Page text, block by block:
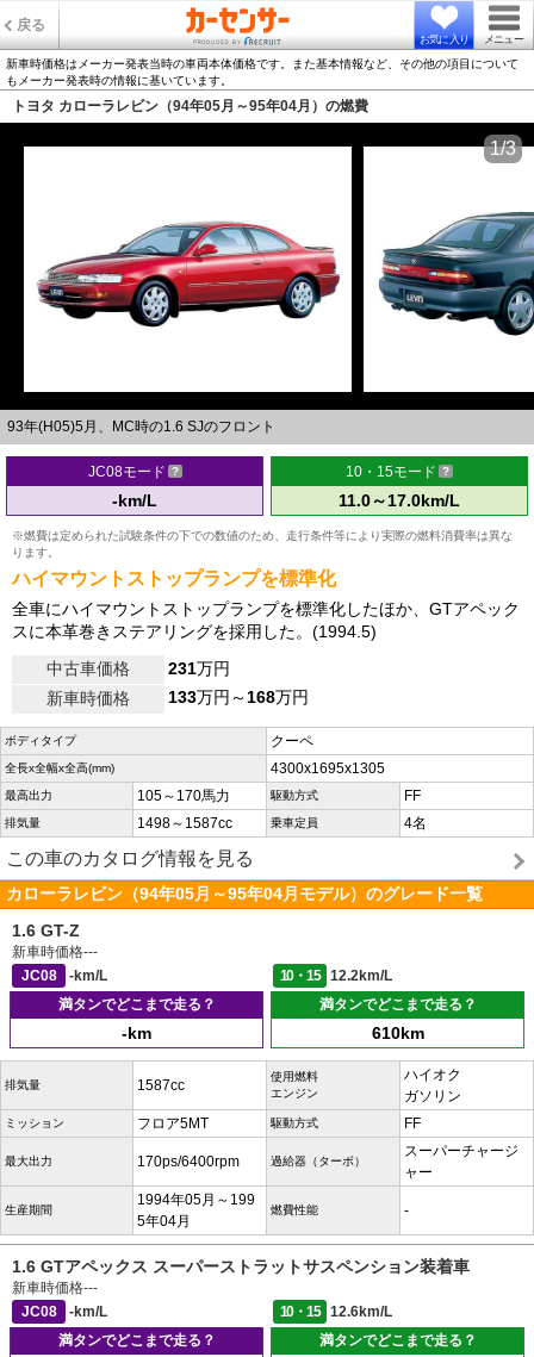
戻る
お気に入り メニュー
新車時価格はメーカー発表当時の車両本体価格です。また基本情報など、その他の項目について
もメーカー発表時の情報に基いています。
トヨタ カローラレビン（94年05月～95年04月）の燃費
93年(H05)5月、MC時の1.6 SJのフロント
1/3
JC08モード
-km/L
10・15モード
11.0～17.0km/L
※燃費は定められた試験条件の下での数値のため、走行条件等により実際の燃料消費率は異な
ります。
ハイマウントストップランプを標準化
全車にハイマウントストップランプを標準化したほか、GTアペック
スに本革巻きステアリングを採用した。(1994.5)
中古車価格
231万円
新車時価格
133万円～168万円
ボディタイプ クーペ
全長x全幅x全高(mm) 4300x1695x1305
最高出力 105～170馬力 駆動方式 FF
排気量 1498～1587cc 乗車定員 4名
この車のカタログ情報を見る
カローラレビン（94年05月～95年04月モデル）のグレード一覧
1.6 GT-Z
新車時価格---
JC08
-km/L 10・15
12.2km/L
満タンでどこまで走る？
-km
満タンでどこまで走る？
610km
排気量 1587cc
使用燃料
エンジン
ハイオク
ガソリン
ミッション フロア5MT 駆動方式 FF
最大出力 170ps/6400rpm 過給器（ターボ）
スーパーチャージ
ャー
生産期間
1994年05月～199
5年04月
燃費性能 -
1.6 GTアペックス スーパーストラットサスペンション装着車
新車時価格---
JC08
-km/L 10・15
12.6km/L
満タンでどこまで走る？
満タンでどこまで走る？